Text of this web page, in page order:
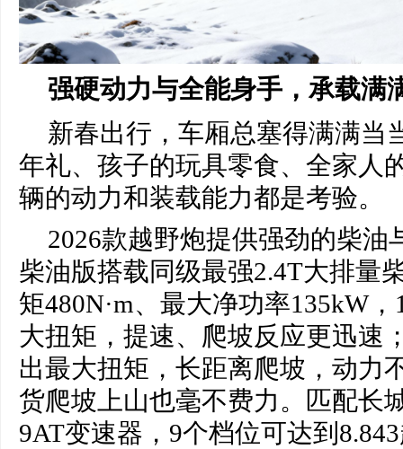
强硬动力与全能身手，承载满
新春出行，车厢总塞得满满当
年礼、孩子的玩具零食、全家
辆的动力和装载能力都是考验。
2026款越野炮提供强劲的柴油
柴油版搭载同级最强2.4T大排量
矩480N·m、最大净功率135kW
大扭矩，提速、爬坡反应更迅速
出最大扭矩，长距离爬坡，动力
货爬坡上山也毫不费力。匹配长
9AT变速器，9个档位可达到